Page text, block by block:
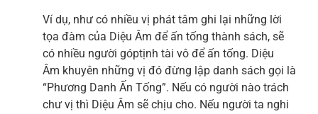
Ví dụ, như có nhiều vị phát tâm ghi lại những lời
tọa đàm của Diệu Âm để ấn tống thành sách, sẽ
có nhiều người góptịnh tài vô để ấn tống. Diệu
Âm khuyên những vị đó đừng lập danh sách gọi là
“Phương Danh Ấn Tống”. Nếu có người nào trách
chư vị thì Diệu Âm sẽ chịu cho. Nếu người ta nghi